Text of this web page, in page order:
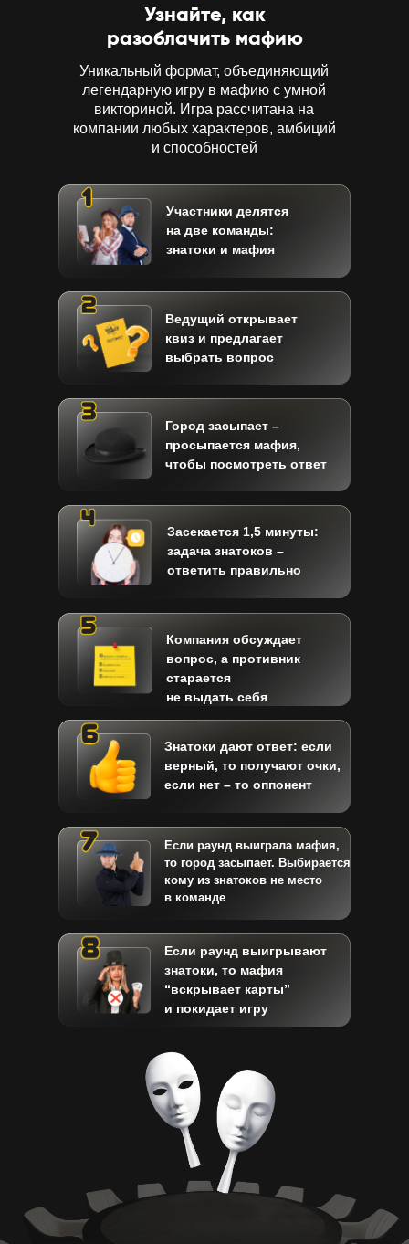
Узнайте, как
разоблачить мафию
Уникальный формат, объединяющий
легендарную игру в мафию с умной
викториной. Игра рассчитана на
компании любых характеров, амбиций
и способностей
Участники делятся
на две команды:
знатоки и мафия
Ведущий открывает
квиз и предлагает
выбрать вопрос
Город засыпает –
просыпается мафия,
чтобы посмотреть ответ
Засекается 1,5 минуты:
задача знатоков –
ответить правильно
Компания обсуждает
вопрос, а противник
старается
не выдать себя
Знатоки дают ответ: если
верный, то получают очки,
если нет – то оппонент
Если раунд выиграла мафия,
то город засыпает. Выбирается
кому из знатоков не место
в команде
Если раунд выигрывают
знатоки, то мафия
“вскрывает карты”
и покидает игру